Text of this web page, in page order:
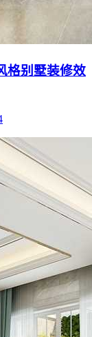
格别墅装修效